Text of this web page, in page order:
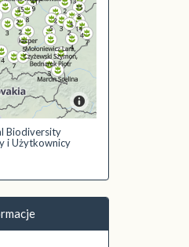
Biodiversity
i Użytkownicy